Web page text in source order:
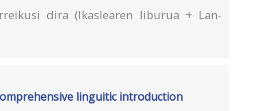
dira (Ikaslearen liburua + Lan-
linguitic introduction